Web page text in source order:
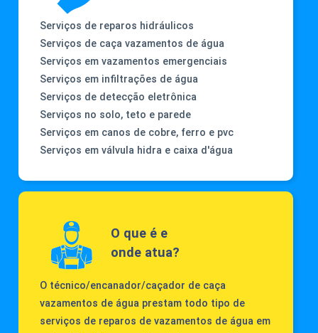
Serviços de reparos hidráulicos
Serviços de caça vazamentos de água
Serviços em vazamentos emergenciais
Serviços em infiltrações de água
Serviços de detecção eletrônica
Serviços no solo, teto e parede
Serviços em canos de cobre, ferro e pvc
Serviços em válvula hidra e caixa d'água
O que é e
onde atua?
O técnico/encanador/caçador de caça
vazamentos de água prestam todo tipo de
serviços de reparos de vazamentos de água em